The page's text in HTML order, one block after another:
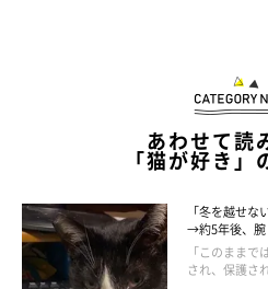
あわせて読
「猫が好き」
「冬を越せ
→約5年後、
「このまま
され、保護さ